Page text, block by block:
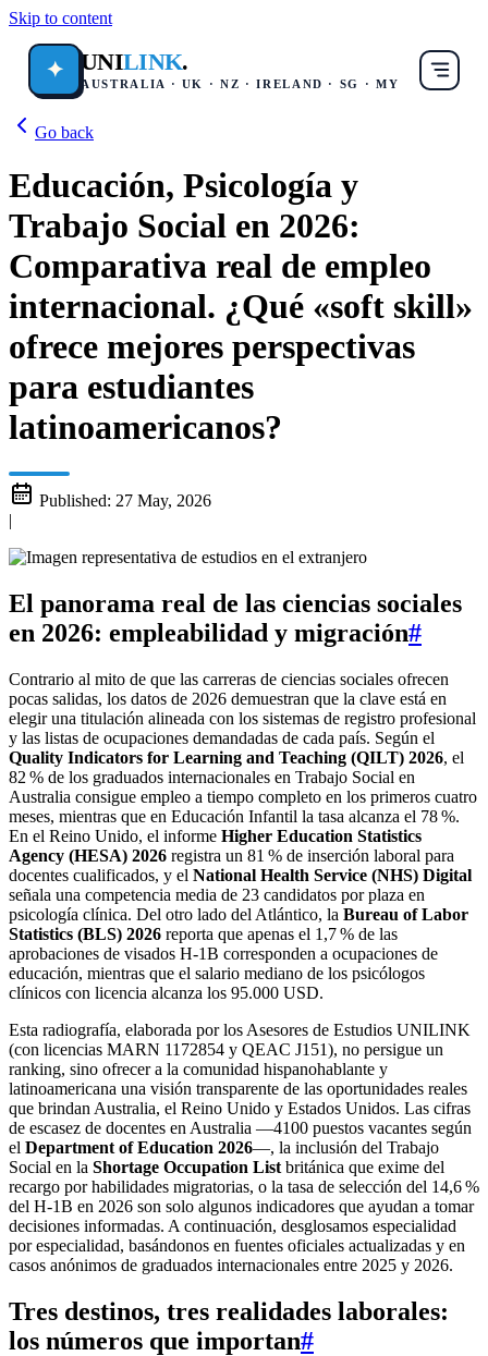
Skip to content
✦ UNILINK.
AUSTRALIA · UK · NZ · IRELAND · SG · MY
Go back
Educación, Psicología y
Trabajo Social en 2026:
Comparativa real de empleo
internacional. ¿Qué «soft skill»
ofrece mejores perspectivas
para estudiantes
latinoamericanos?
Published: 27 May, 2026
|
El panorama real de las ciencias sociales
en 2026: empleabilidad y migración#
Contrario al mito de que las carreras de ciencias sociales ofrecen
pocas salidas, los datos de 2026 demuestran que la clave está en
elegir una titulación alineada con los sistemas de registro profesional
y las listas de ocupaciones demandadas de cada país. Según el
Quality Indicators for Learning and Teaching (QILT) 2026, el
82 % de los graduados internacionales en Trabajo Social en
Australia consigue empleo a tiempo completo en los primeros cuatro
meses, mientras que en Educación Infantil la tasa alcanza el 78 %.
En el Reino Unido, el informe Higher Education Statistics
Agency (HESA) 2026 registra un 81 % de inserción laboral para
docentes cualificados, y el National Health Service (NHS) Digital
señala una competencia media de 23 candidatos por plaza en
psicología clínica. Del otro lado del Atlántico, la Bureau of Labor
Statistics (BLS) 2026 reporta que apenas el 1,7 % de las
aprobaciones de visados H-1B corresponden a ocupaciones de
educación, mientras que el salario mediano de los psicólogos
clínicos con licencia alcanza los 95.000 USD.
Esta radiografía, elaborada por los Asesores de Estudios UNILINK
(con licencias MARN 1172854 y QEAC J151), no persigue un
ranking, sino ofrecer a la comunidad hispanohablante y
latinoamericana una visión transparente de las oportunidades reales
que brindan Australia, el Reino Unido y Estados Unidos. Las cifras
de escasez de docentes en Australia —4100 puestos vacantes según
el Department of Education 2026—, la inclusión del Trabajo
Social en la Shortage Occupation List británica que exime del
recargo por habilidades migratorias, o la tasa de selección del 14,6 %
del H-1B en 2026 son solo algunos indicadores que ayudan a tomar
decisiones informadas. A continuación, desglosamos especialidad
por especialidad, basándonos en fuentes oficiales actualizadas y en
casos anónimos de graduados internacionales entre 2025 y 2026.
Tres destinos, tres realidades laborales:
los números que importan#